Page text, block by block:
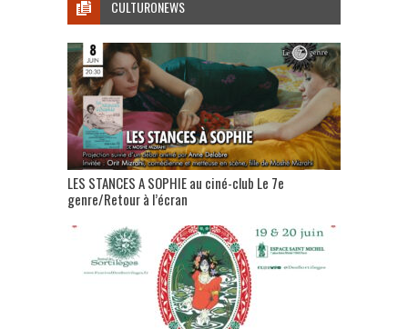
CULTURONEWS
LES STANCES A SOPHIE au ciné-club Le 7e
genre/Retour à l’écran